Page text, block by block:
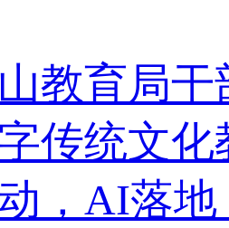
教育局
传统文化
，AI落